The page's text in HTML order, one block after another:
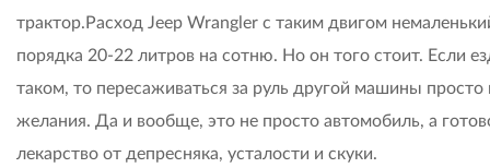
трактор.Расход Jeep Wrangler с таким двигом
порядка 20-22 литров на сотню. Но он того стоит. Если
таком, то пересаживаться за руль другой машины просто
желания. Да и вообще, это не просто автомобиль, а
лекарство от депресняка, усталости и скуки.